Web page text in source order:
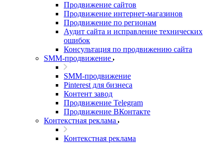
Продвижение сайтов
Продвижение интернет-магазинов
Продвижение по регионам
Аудит сайта и исправление технических
ошибок
Консультация по продвижению сайта
SMM-продвижение
SMM-продвижение
Pinterest для бизнеса
Контент завод
Продвижение Telegram
Продвижение ВКонтакте
Контекстная реклама
Контекстная реклама